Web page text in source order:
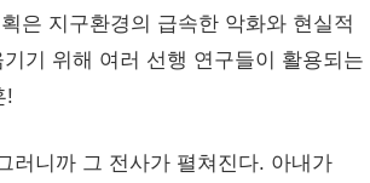
은 지구환경의 급속한 악화와 현실적
기 위해 여러 선행 연구들이 활용되는
!
러니까 그 전사가 펼쳐진다. 아내가